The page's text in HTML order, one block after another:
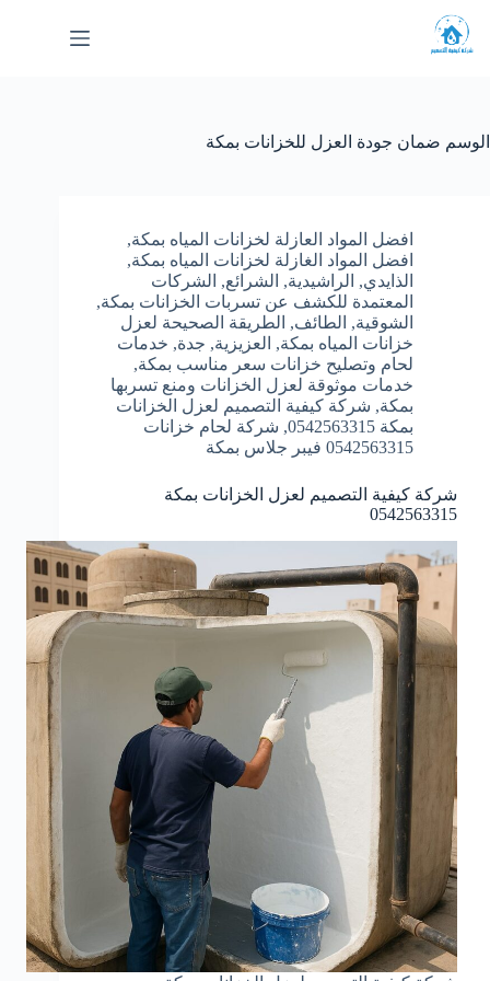
إلى
المحتوى
الوسم ضمان جودة العزل للخزانات بمكة
افضل المواد العازلة لخزانات المياه بمكة,
افضل المواد الغازلة لخزانات المياه بمكة,
الذايدي, الراشيدية, الشرائع, الشركات
المعتمدة للكشف عن تسربات الخزانات بمكة,
الشوقية, الطائف, الطريقة الصحيحة لعزل
خزانات المياه بمكة, العزيزية, جدة, خدمات
لحام وتصليح خزانات سعر مناسب بمكة,
خدمات موثوقة لعزل الخزانات ومنع تسربها
بمكة, شركة كيفية التصميم لعزل الخزانات
بمكة 0542563315
, شركة لحام خزانات
0542563315 فيبر جلاس بمكة
شركة كيفية التصميم لعزل الخزانات بمكة
0542563315